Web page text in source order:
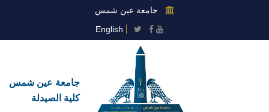
جامعة عين شمس
English
جامعة عين شمس
كلية الصيدلة